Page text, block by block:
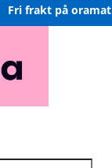
Fri frakt på oramat